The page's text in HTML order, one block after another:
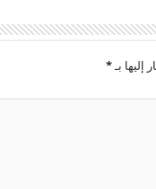
إليها بـ *